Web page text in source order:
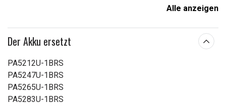
272,50 x 30,20 x 20,60 mm
Kapazität: 2200 mAh
Alle anzeigen
Der Akku ersetzt
PA5212U-1BRS
PA5247U-1BRS
PA5265U-1BRS
PA5283U-1BRS